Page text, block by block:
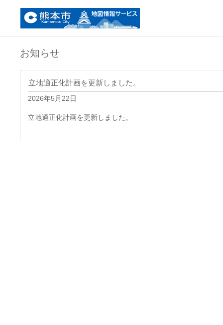
お知らせ
立地適正化計画を更新しました。
2026年5月22日
立地適正化計画を更新しました。